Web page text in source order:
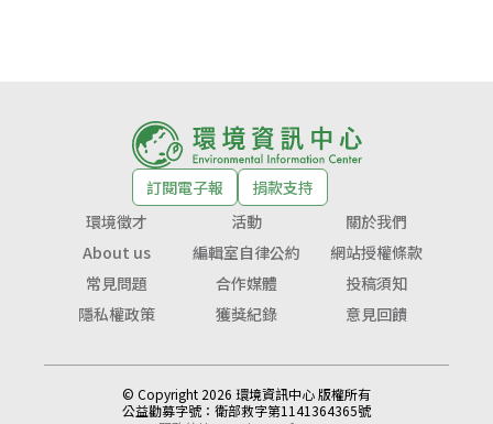
訂閱電子報
捐款支持
環境徵才
活動
關於我們
About us
編輯室自律公約
網站授權條款
常見問題
合作媒體
投稿須知
隱私權政策
獲獎紀錄 意見回饋
© Copyright 2026 環境資訊中心 版權所有
公益勸募字號： 衛部救字第1141364365號